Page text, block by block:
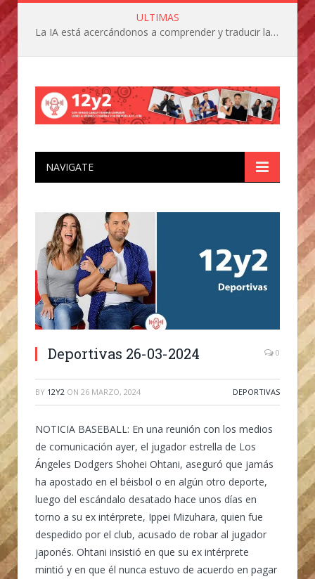
ULTIMAS
La IA está acercándonos a comprender y traducir las vocalizaciones y comportamientos de nuestras mascotas
NAVIGATE
Deportivas 26-03-2024 0
BY 12Y2 ON 26 MARZO, 2024 DEPORTIVAS
NOTICIA BASEBALL: En una reunión con los medios
de comunicación ayer, el jugador estrella de Los
Ángeles Dodgers Shohei Ohtani, aseguró que jamás
ha apostado en el béisbol o en algún otro deporte,
luego del escándalo desatado hace unos días en
torno a su ex intérprete, Ippei Mizuhara, quien fue
despedido por el club, acusado de robar al jugador
japonés. Ohtani insistió en que su ex intérprete
mintió y en que él nunca estuvo de acuerdo en pagar